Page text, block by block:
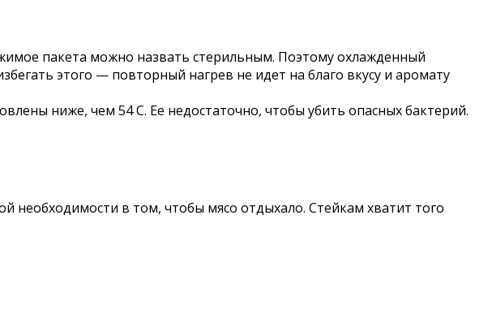
пакета можно назвать стерильным. Поэтому охлажденный
этого — повторный нагрев не идет на благо вкусу и аромату
ниже, чем 54 С. Ее недостаточно, чтобы убить опасных бактерий.
необходимости в том, чтобы мясо отдыхало. Стейкам хватит того